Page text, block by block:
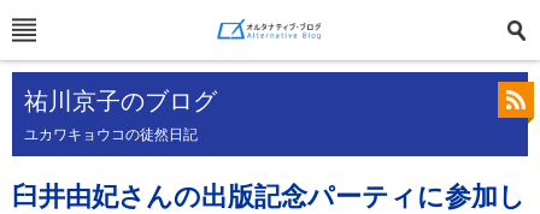
祐川京子のブログ
ユカワキョウコの徒然日記
臼井由妃さんの出版記念パーティに参加し